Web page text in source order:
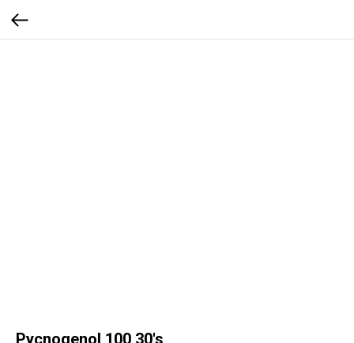
Pycnogenol 100 30's